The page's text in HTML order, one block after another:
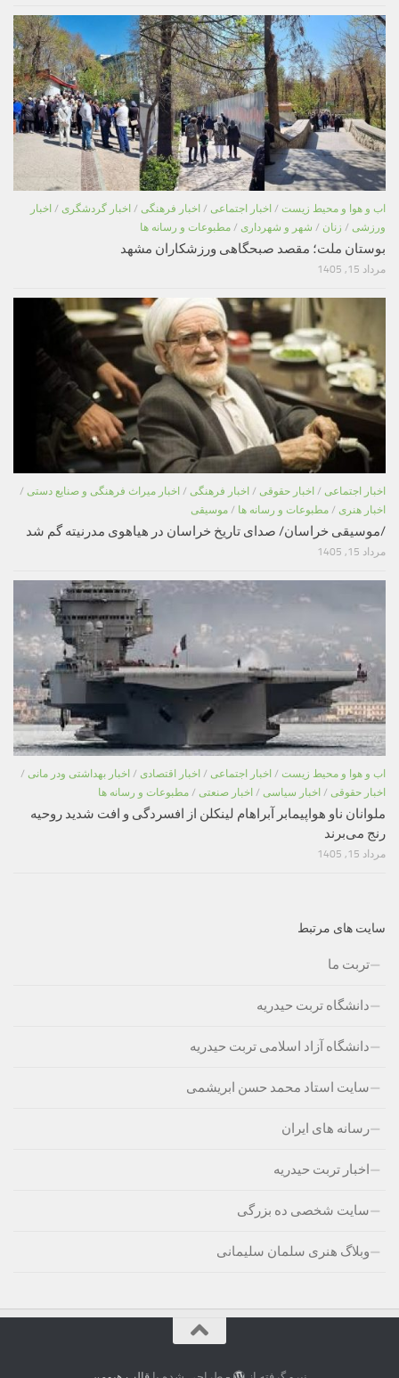
اب و هوا و محیط زیست / اخبار اجتماعی / اخبار فرهنگی / اخبار گردشگری / اخبار
ورزشی / زنان / شهر و شهرداری / مطبوعات و رسانه ها
بوستان ملت؛ مقصد صبحگاهی ورزشکاران مشهد
مرداد 15, 1405
اخبار اجتماعی / اخبار حقوقی / اخبار فرهنگی / اخبار میراث فرهنگی و صنایع دستی /
اخبار هنری / مطبوعات و رسانه ها / موسیقی
/موسیقی خراسان/ صدای تاریخ خراسان در هیاهوی مدرنیته گم شد
مرداد 15, 1405
اب و هوا و محیط زیست / اخبار اجتماعی / اخبار اقتصادی / اخبار بهداشتی ودر مانی /
اخبار حقوقی / اخبار سیاسی / اخبار صنعتی / مطبوعات و رسانه ها
ملوانان ناو هواپیمابر آبراهام لینکلن از افسردگی و افت شدید روحیه
رنج می‌برند
مرداد 15, 1405
سایت های مرتبط
تربت ما
دانشگاه تربت حیدریه
دانشگاه آزاد اسلامی تربت حیدریه
سایت استاد محمد حسن ابریشمی
رسانه های ایران
اخبار تربت حیدریه
سایت شخصی ده بزرگی
وبلاگ هنری سلمان سلیمانی